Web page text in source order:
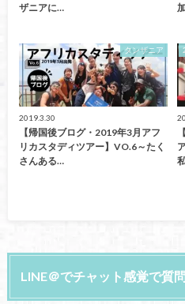
ザニアに…
タンザニア
2019.3.30
【帰国後ブログ・2019年3月アフ
リカスタディツアー】VO.6～たく
さんある…
LINE＠でチャット感覚で質